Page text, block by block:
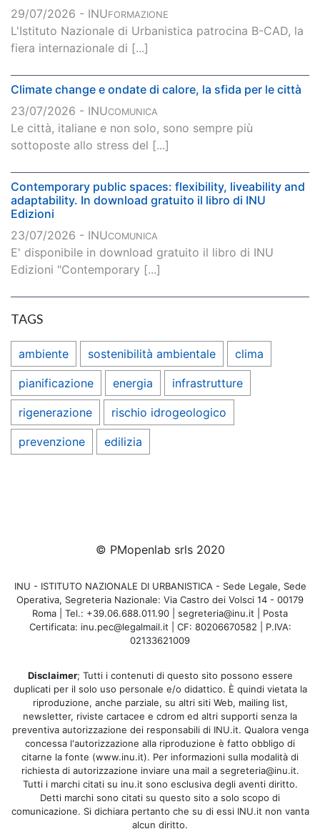
29/07/2026 - INUFORMAZIONE
L'Istituto Nazionale di Urbanistica patrocina B-CAD, la
fiera internazionale di [...]
Climate change e ondate di calore, la sfida per le città
23/07/2026 - INUCOMUNICA
Le città, italiane e non solo, sono sempre più
sottoposte allo stress del [...]
Contemporary public spaces: flexibility, liveability and
adaptability. In download gratuito il libro di INU
Edizioni
23/07/2026 - INUCOMUNICA
E' disponibile in download gratuito il libro di INU
Edizioni "Contemporary [...]
TAGS
ambiente sostenibilità ambientale clima
pianificazione energia infrastrutture
rigenerazione rischio idrogeologico
prevenzione edilizia
© PMopenlab srls 2020
INU - ISTITUTO NAZIONALE DI URBANISTICA - Sede Legale, Sede
Operativa, Segreteria Nazionale: Via Castro dei Volsci 14 - 00179
Roma | Tel.: +39.06.688.011.90 | segreteria@inu.it | Posta
Certificata: inu.pec@legalmail.it | CF: 80206670582 | P.IVA:
02133621009
Disclaimer; Tutti i contenuti di questo sito possono essere
duplicati per il solo uso personale e/o didattico. È quindi vietata la
riproduzione, anche parziale, su altri siti Web, mailing list,
newsletter, riviste cartacee e cdrom ed altri supporti senza la
preventiva autorizzazione dei responsabili di INU.it. Qualora venga
concessa l'autorizzazione alla riproduzione è fatto obbligo di
citarne la fonte (www.inu.it). Per informazioni sulla modalità di
richiesta di autorizzazione inviare una mail a segreteria@inu.it.
Tutti i marchi citati su inu.it sono esclusiva degli aventi diritto.
Detti marchi sono citati su questo sito a solo scopo di
comunicazione. Si dichiara pertanto che su di essi INU.it non vanta
alcun diritto.